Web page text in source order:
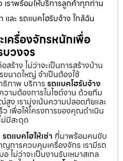
ราพร้อมให้บริการลูกค้าทุกท่าน
และ รถแบคโฮรับจ้าง ใกล้ฉัน
เครื่องจักรหนักเพื่อ
วงจร
ร้าง ไม่ว่าจะเป็นการสร้างบ้าน
นาดใหญ่ จำเป็นต้องใช้
ภาพ บริการ รถแบคโฮรับจ้าง
ามต้องการในไซต์งาน ด้วยทีม
ง เรามุ่งเน้นความปลอดภัยและ
เพื่อให้โครงการของคุณดำเนิน
ม่มีสะดุด
รถแบคโฮให้เช่า ที่มาพร้อมคนขับ
ญการควบคุมเครื่องจักร เรามีรถ
ไม่ว่าจะเป็นงานรับเหมาสเกล